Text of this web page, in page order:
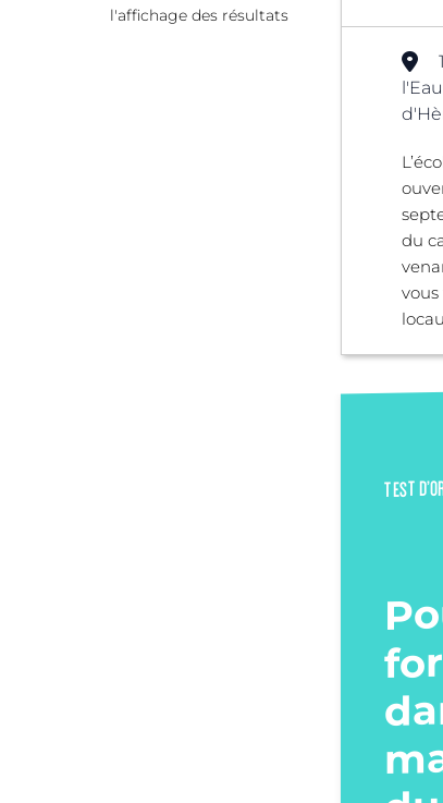
l'affichage des résultats
du
TEST